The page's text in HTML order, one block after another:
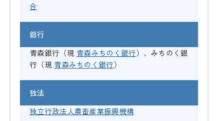
合
銀行
青森銀行（現 青森みちのく銀行）、みちのく銀
行（現 青森みちのく銀行）
独法
独立行政法人農畜産業振興機構